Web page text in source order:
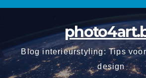
Spring
inhoudBlog interieurstyling: Tips
design